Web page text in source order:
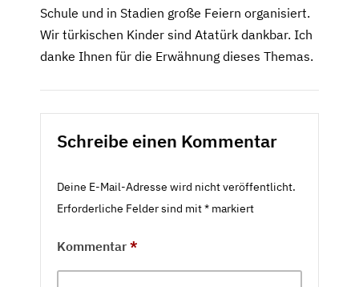
Schule und in Stadien große Feiern organisiert.
Wir türkischen Kinder sind Atatürk dankbar. Ich
danke Ihnen für die Erwähnung dieses Themas.
Schreibe einen Kommentar
Deine E-Mail-Adresse wird nicht veröffentlicht.
Erforderliche Felder sind mit* markiert
Kommentar *